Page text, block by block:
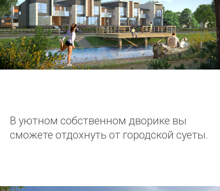
В уютном собственном дворике вы
сможете отдохнуть от городской суеты.